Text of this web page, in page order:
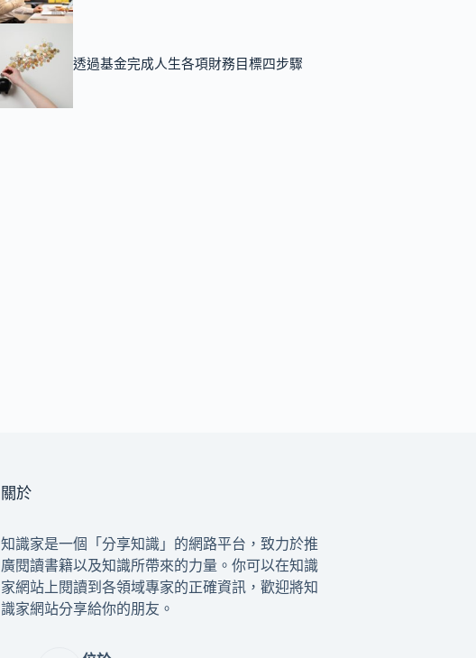
透過基金完成人生各項財務目標四步驟
關於
知識家是一個「分享知識」的網路平台，致力於推
廣閱讀書籍以及知識所帶來的力量。你可以在知識
家網站上閱讀到各領域專家的正確資訊，歡迎將知
識家網站分享給你的朋友。